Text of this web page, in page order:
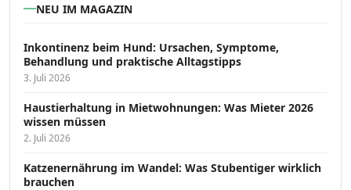
NEU IM MAGAZIN
Inkontinenz beim Hund: Ursachen, Symptome,
Behandlung und praktische Alltagstipps
3. Juli 2026
Haustierhaltung in Mietwohnungen: Was Mieter 2026
wissen müssen
2. Juli 2026
Katzenernährung im Wandel: Was Stubentiger wirklich
brauchen